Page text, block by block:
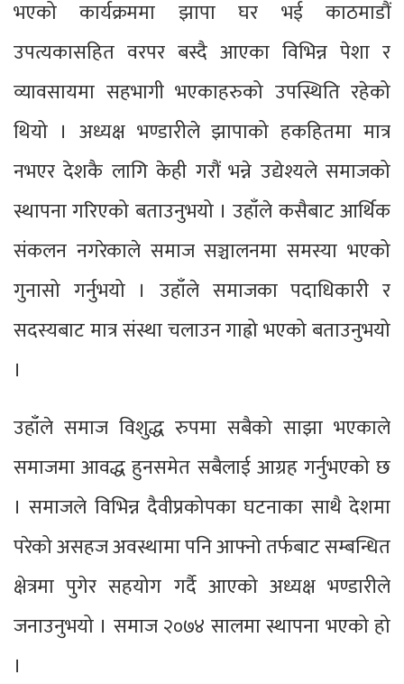
भएको कार्यक्रममा झापा घर भई काठमाडौं
उपत्यकासहित वरपर बस्दै आएका विभिन्न पेशा र
व्यावसायमा सहभागी भएकाहरुको उपस्थिति रहेको
थियो । अध्यक्ष भण्डारीले झापाको हकहितमा मात्र
नभएर देशकै लागि केही गरौं भन्ने उद्येश्यले समाजको
स्थापना गरिएको बताउनुभयो । उहाँले कसैबाट आर्थिक
संकलन नगरेकाले समाज सञ्चालनमा समस्या भएको
गुनासो गर्नुभयो । उहाँले समाजका पदाधिकारी र
सदस्यबाट मात्र संस्था चलाउन गाह्रो भएको बताउनुभयो
।
उहाँले समाज विशुद्ध रुपमा सबैको साझा भएकाले
समाजमा आवद्ध हुनसमेत सबैलाई आग्रह गर्नुभएको छ
। समाजले विभिन्न दैवीप्रकोपका घटनाका साथै देशमा
परेको असहज अवस्थामा पनि आफ्नो तर्फबाट सम्बन्धित
क्षेत्रमा पुगेर सहयोग गर्दै आएको अध्यक्ष भण्डारीले
जनाउनुभयो । समाज २०७४ सालमा स्थापना भएको हो
।